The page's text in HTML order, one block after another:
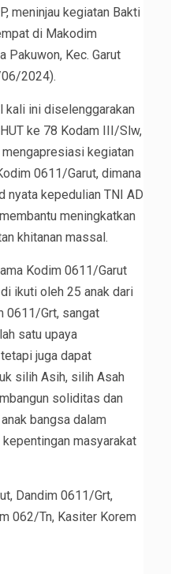
meninjau kegiatan Bakti
di Makodim
Pakuwon, Kec. Garut
06/2024).
kali ini diselenggarakan
ke 78 Kodam III/Slw,
kegiatan
0611/Garut, dimana
nyata kepedulian TNI AD
meningkatkan
khitanan massal.
Kodim 0611/Garut
ikuti oleh 25 anak dari
0611/Grt, sangat
satu upaya
juga dapat
silih Asih, silih Asah
soliditas dan
bangsa dalam
masyarakat
Dandim 0611/Grt,
062/Tn, Kasiter Korem